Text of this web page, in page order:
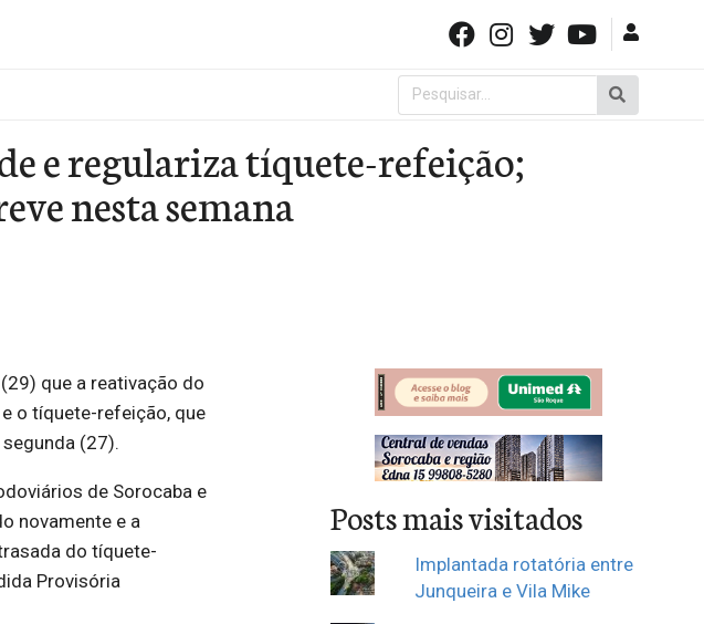
Pesquisar
por:
e regulariza tíquete-refeição;
nesta semana
que a reativação do
o tíquete-refeição, que
(27).
de Sorocaba e
novamente e a
do tíquete-
Provisória
Posts mais visitados
Implantada rotatória entre
Junqueira e Vila Mike